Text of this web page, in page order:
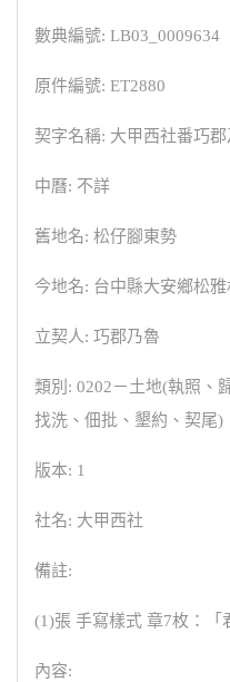
數典編號: LB03_0009634
原件編號: ET2880
契字名稱: 大甲西社番巧
中曆: 不詳
舊地名: 松仔腳東勢
今地名: 台中縣大安鄉松雅
立契人: 巧郡乃魯
類別: 0202－土地(執照、
找洗、佃批、墾約、契尾)
版本: 1
社名: 大甲西社
備註:
(1)張 手寫樣式 章7枚：「
內容: